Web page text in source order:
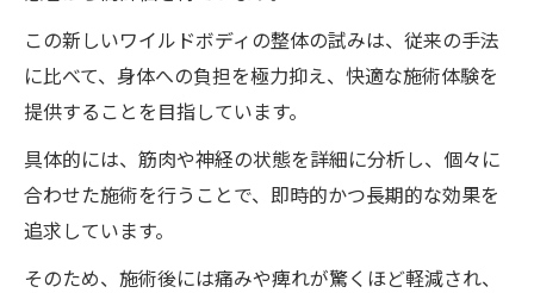
この新しいワイルドボディの整体の試みは、従来の手法
に比べて、身体への負担を極力抑え、快適な施術体験を
提供することを目指しています。
具体的には、筋肉や神経の状態を詳細に分析し、個々に
合わせた施術を行うことで、即時的かつ長期的な効果を
追求しています。
そのため、施術後には痛みや痺れが驚くほど軽減され、